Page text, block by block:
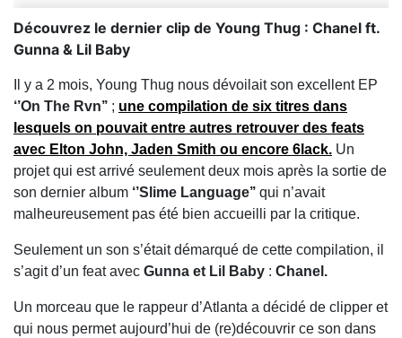
Découvrez le dernier clip de Young Thug : Chanel ft.
Gunna & Lil Baby
Il y a 2 mois, Young Thug nous dévoilait son excellent EP
‘’On The Rvn’’ ; une compilation de six titres dans
lesquels on pouvait entre autres retrouver des feats
avec Elton John, Jaden Smith ou encore 6lack. Un
projet qui est arrivé seulement deux mois après la sortie de
son dernier album ‘’Slime Language’’ qui n’avait
malheureusement pas été bien accueilli par la critique.
Seulement un son s’était démarqué de cette compilation, il
s’agit d’un feat avec Gunna et Lil Baby : Chanel.
Un morceau que le rappeur d’Atlanta a décidé de clipper et
qui nous permet aujourd’hui de (re)découvrir ce son dans